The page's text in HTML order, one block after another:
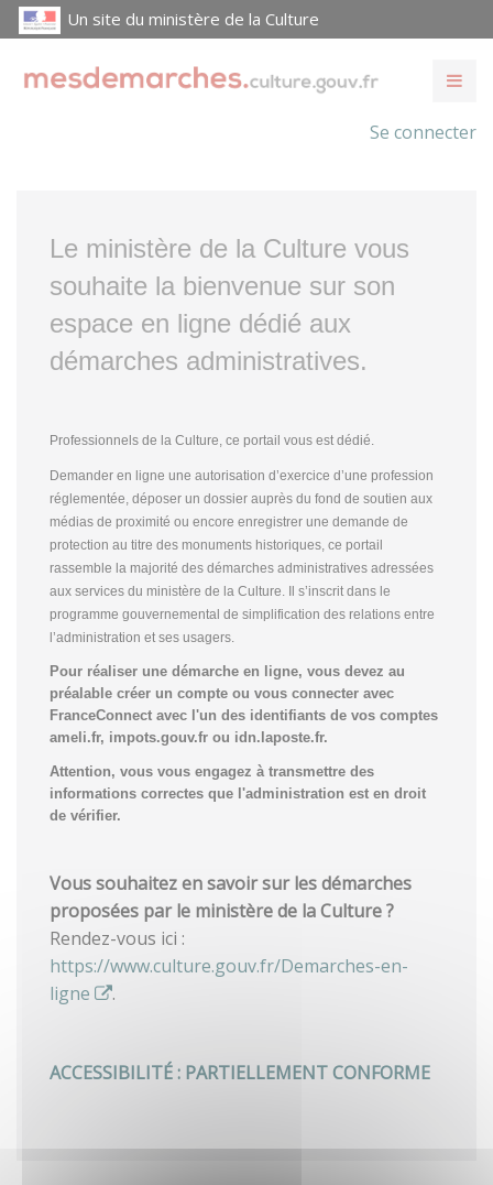
Un site du ministère de la Culture
Se connecter
Le ministère de la Culture vous
souhaite la bienvenue sur son
espace en ligne dédié aux
démarches administratives.
Professionnels de la Culture, ce portail vous est dédié.
Demander en ligne une autorisation d’exercice d’une profession
réglementée, déposer un dossier auprès du fond de soutien aux
médias de proximité ou encore enregistrer une demande de
protection au titre des monuments historiques, ce portail
rassemble la majorité des démarches administratives adressées
aux services du ministère de la Culture. Il s’inscrit dans le
programme gouvernemental de simplification des relations entre
l’administration et ses usagers.
Pour réaliser une démarche en ligne, vous devez au
préalable créer un compte ou vous connecter avec
FranceConnect avec l'un des identifiants de vos comptes
ameli.fr, impots.gouv.fr ou idn.laposte.fr.
Attention, vous vous engagez à transmettre des
informations correctes que l'administration est en droit
de vérifier.
Vous souhaitez en savoir sur les démarches
proposées par le ministère de la Culture ?
Rendez-vous ici :
https://www.culture.gouv.fr/Demarches-en-
ligne
.
ACCESSIBILITÉ : PARTIELLEMENT CONFORME